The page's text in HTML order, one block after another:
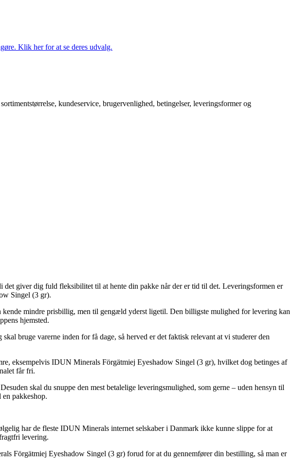
Klik her for at se deres udvalg.
kundeservice, brugervenlighed, betingelser, leveringsformer og
giver dig fuld fleksibilitet til at hente din pakke når der er tid til det. Leveringsformen er
Singel (3 gr).
mindre prisbillig, men til gengæld yderst ligetil. Den billigste mulighed for levering kan
hjemsted.
bruge varerne inden for få dage, så herved er det faktisk relevant at vi studerer den
eksempelvis IDUN Minerals Förgätmiej Eyeshadow Singel (3 gr), hvilket dog betinges af
får fri.
skal du snuppe den mest betalelige leveringsmulighed, som gerne – uden hensyn til
pakkeshop.
har de fleste IDUN Minerals internet selskaber i Danmark ikke kunne slippe for at
levering.
Förgätmiej Eyeshadow Singel (3 gr) forud for at du gennemfører din bestilling, så man er